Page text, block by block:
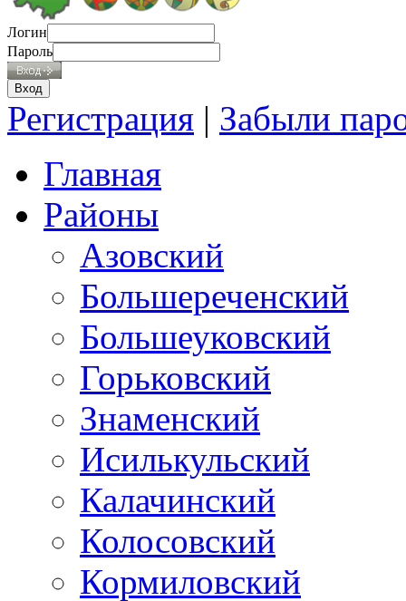
Логин
Пароль
Регистрация | Забыли
Главная
Районы
Азовский
Большереченский
Большеуковский
Горьковский
Знаменский
Исилькульский
Калачинский
Колосовский
Кормиловский